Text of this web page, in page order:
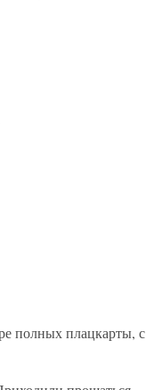
полных плацкарты, с